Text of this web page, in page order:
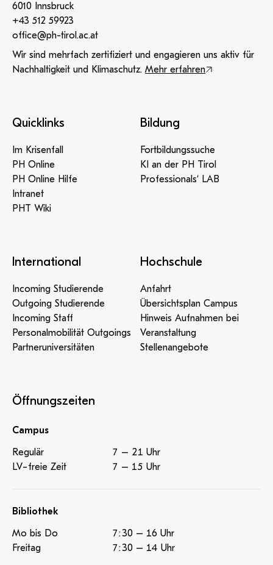
6010 Innsbruck
+43 512 59923
office@ph-tirol.ac.at
Wir sind mehrfach zertifiziert und engagieren uns aktiv für
Nachhaltigkeit und Klimaschutz. Mehr erfahren
Quicklinks
Im Krisenfall
PH Online
PH Online Hilfe
Intranet
PHT Wiki
Bildung
Fortbildungssuche
KI an der PH Tirol
Professionals‘ LAB
International
Incoming Studierende
Outgoing Studierende
Incoming Staff
Personalmobilität Outgoings
Partneruniversitäten
Hochschule
Anfahrt
Übersichtsplan Campus
Hinweis Aufnahmen bei
Veranstaltung
Stellenangebote
Öffnungszeiten
Campus
Regulär
7 – 21 Uhr
LV-freie Zeit
7 – 15 Uhr
Bibliothek
Mo bis Do
7:30 – 16 Uhr
Freitag
7:30 – 14 Uhr